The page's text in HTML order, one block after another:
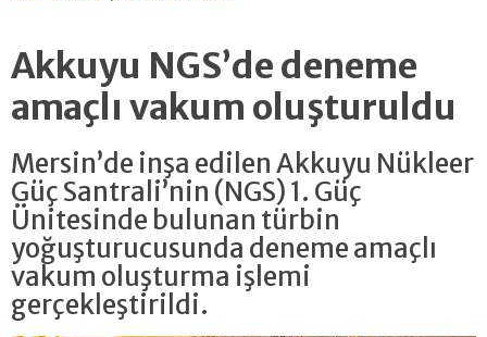
Akkuyu NGS’de deneme
amaçlı vakum oluşturuldu
Mersin’de inşa edilen Akkuyu Nükleer
Güç Santrali’nin (NGS) 1. Güç
Ünitesinde bulunan türbin
yoğuşturucusunda deneme amaçlı
vakum oluşturma işlemi
gerçekleştirildi.